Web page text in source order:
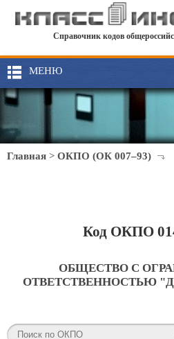
Справочник кодов
МЕНЮ
Главная > ОКПО (ОК 007–93)
Код ОКПО
ОБЩЕСТВО С
ОТВЕТСТВЕННОСТЬЮ